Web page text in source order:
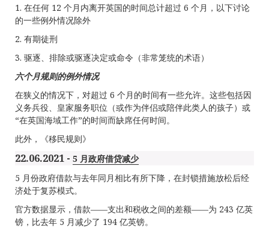
1. 在任何 12 个月内离开英国的时间总计超过 6 个月，以下讨论
的一些例外情况除外
2. 有期徒刑
3. 驱逐、排除或驱逐决定或命令（非常笼统的术语）
六个月规则的例外情况
在狭义的情况下，对超过 6 个月的时间有一些允许。这些包括因
义务兵役、皇家服务职位（或作为伴侣或陪伴此类人的孩子）或
“在英国海域工作”的时间而缺席任何时间。
此外，《移民规则》
22.06.2021 - 5 月政府借贷减少
5 月份政府借款与去年同月相比有所下降，在封锁措施放松后经
济处于复苏模式。
官方数据显示，借款——支出和税收之间的差额——为 243 亿英
镑，比去年 5 月减少了 194 亿英镑。